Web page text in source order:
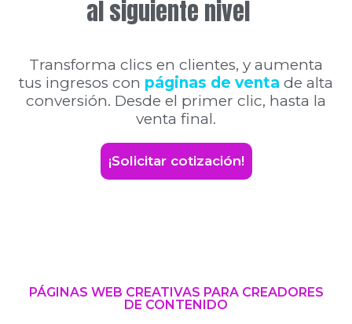
al siguiente nivel
Transforma clics en clientes, y aumenta
tus ingresos con páginas de venta de alta
conversión. Desde el primer clic, hasta la
venta final.
¡Solicitar cotización!
PÁGINAS WEB CREATIVAS PARA CREADORES
DE CONTENIDO